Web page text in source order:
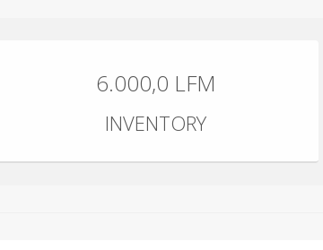
6.000,0 LFM
INVENTORY